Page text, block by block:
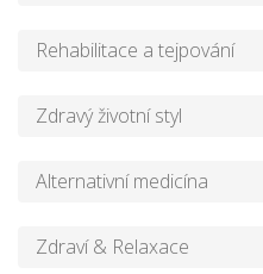
Rehabilitace a tejpování
Zdravý životní styl
Alternativní medicína
Zdraví & Relaxace